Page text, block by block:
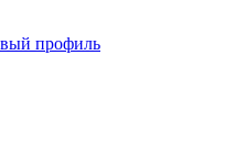
профиль